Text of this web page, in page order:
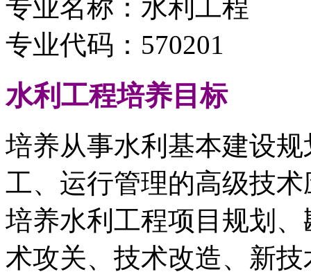
专业名称：水利工程
专业代码：570201
水利工程培养目标
培养从事水利基本建设
工、运行管理的高级技
培养水利工程项目规划
术攻关、技术改造、新